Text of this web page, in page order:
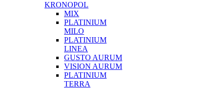
KRONOPOL
MIX
PLATINIUM
MILO
PLATINIUM
LINEA
GUSTO AURUM
VISION AURUM
PLATINIUM
TERRA